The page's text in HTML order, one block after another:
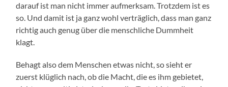
darauf ist man nicht immer aufmerksam. Trotzdem ist es
so. Und damit ist ja ganz wohl verträglich, dass man ganz
richtig auch genug über die menschliche Dummheit
klagt.
Behagt also dem Menschen etwas nicht, so sieht er
zuerst klüglich nach, ob die Macht, die es ihm gebietet,